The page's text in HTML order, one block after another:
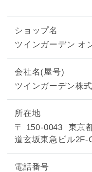
ショップ名
ツインガーデン オ
会社名(屋号)
ツインガーデン株
所在地
〒 150-0043 東京
道玄坂東急ビル2F-
電話番号